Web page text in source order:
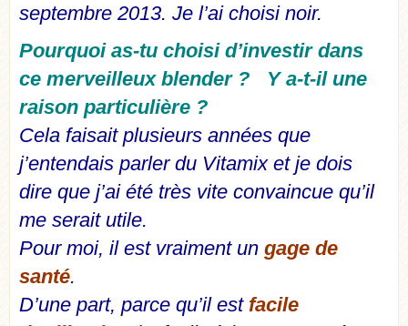
septembre 2013. Je l’ai choisi noir.
Pourquoi as-tu choisi d’investir dans
ce merveilleux blender ? Y a-t-il une
raison particulière ?
Cela faisait plusieurs années que
j’entendais parler du Vitamix et je dois
dire que j’ai été très vite convaincue qu’il
me serait utile.
Pour moi, il est vraiment un gage de
santé.
D’une part, parce qu’il est facile